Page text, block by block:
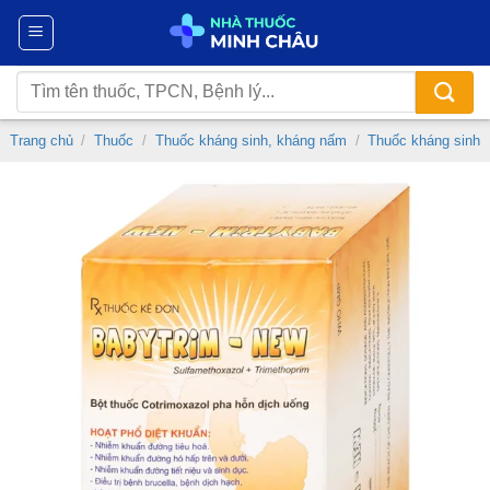
Chuyển
nội
dung
Tìm
kiếm:
Trang chủ / Thuốc / Thuốc kháng sinh, kháng nấm / Thuốc kháng sinh